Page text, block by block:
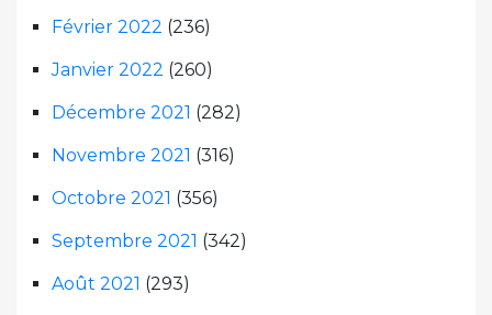
Février 2022 (236)
Janvier 2022 (260)
Décembre 2021 (282)
Novembre 2021 (316)
Octobre 2021 (356)
Septembre 2021 (342)
Août 2021 (293)